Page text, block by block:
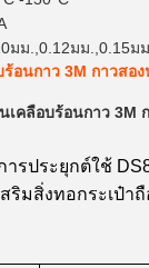
มม.,0.12มม.,0.15มม
อนกาว 3M กาวสอ
เคลือบร้อนกาว 3M
รประยุกต์ใช้
ริมสิ่งทอกระเป๋า